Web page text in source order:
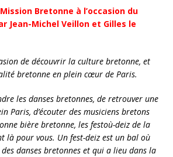
Bretonne à l’occasion du
Jean-Michel Veillon et Gilles le
de découvrir la culture bretonne, et
bretonne en plein cœur de Paris.
les danses bretonnes, de retrouver une
Paris, d’écouter des musiciens bretons
bière bretonne, les festoù-deiz de la
là pour vous. Un fest-deiz est un bal où
danses bretonnes et qui a lieu dans la